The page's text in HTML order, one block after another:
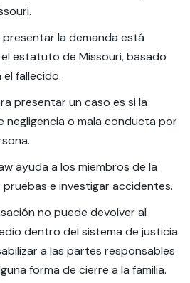
la demanda está
estatuto de Missouri, basado
fallecido.
presentar un caso es si la
negligencia o mala conducta por
ayuda a los miembros de la
pruebas e investigar accidentes.
no puede devolver al
dentro del sistema de justicia
a las partes responsables
forma de cierre a la familia.